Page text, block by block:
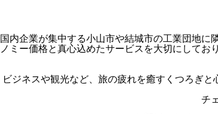
国内企業が集中する小山市や結城市の工業団地に
ノミー価格と真心込めたサービスを大切にして
ビジネスや観光など、旅の疲れを癒すくつろぎ
チ